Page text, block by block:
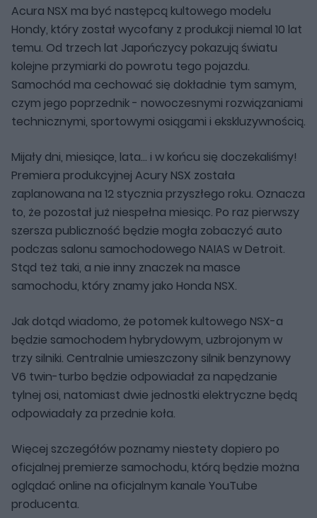
Acura NSX ma być następcą kultowego modelu
Hondy, który został wycofany z produkcji niemal 10 lat
temu. Od trzech lat Japończycy pokazują światu
kolejne przymiarki do powrotu tego pojazdu.
Samochód ma cechować się dokładnie tym samym,
czym jego poprzednik - nowoczesnymi rozwiązaniami
technicznymi, sportowymi osiągami i ekskluzywnością.
Mijały dni, miesiące, lata... i w końcu się doczekaliśmy!
Premiera produkcyjnej Acury NSX została
zaplanowana na 12 stycznia przyszłego roku. Oznacza
to, że pozostał już niespełna miesiąc. Po raz pierwszy
szersza publiczność będzie mogła zobaczyć auto
podczas salonu samochodowego NAIAS w Detroit.
Stąd też taki, a nie inny znaczek na masce
samochodu, który znamy jako Honda NSX.
Jak dotąd wiadomo, że potomek kultowego NSX-a
będzie samochodem hybrydowym, uzbrojonym w
trzy silniki. Centralnie umieszczony silnik benzynowy
V6 twin-turbo będzie odpowiadał za napędzanie
tylnej osi, natomiast dwie jednostki elektryczne będą
odpowiadały za przednie koła.
Więcej szczegółów poznamy niestety dopiero po
oficjalnej premierze samochodu, którą będzie można
oglądać online na oficjalnym kanale YouTube
producenta.